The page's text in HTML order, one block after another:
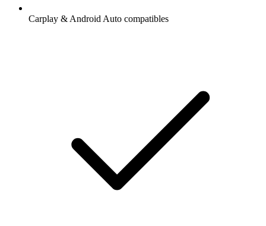
Carplay & Android Auto compatibles